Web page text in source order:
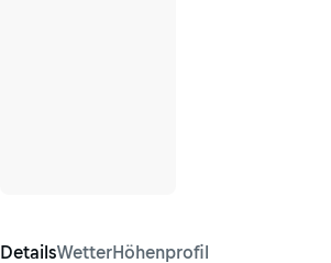
DetailsWetterHöhenprofil